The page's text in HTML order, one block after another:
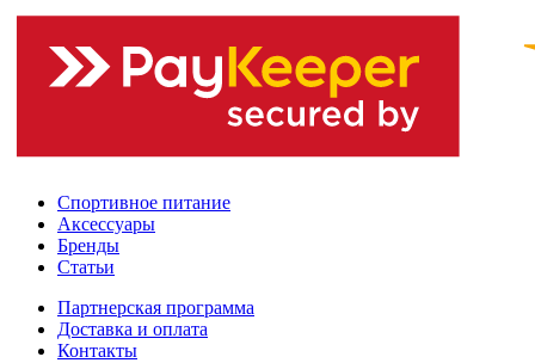
Спортивное питание
Аксессуары
Бренды
Статьи
Партнерская программа
Доставка и оплата
Контакты